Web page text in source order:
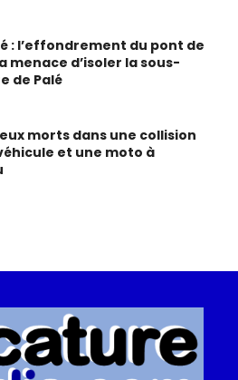
: l’effondrement du pont de
menace d’isoler la sous-
de Palé
morts dans une collision
et une moto à